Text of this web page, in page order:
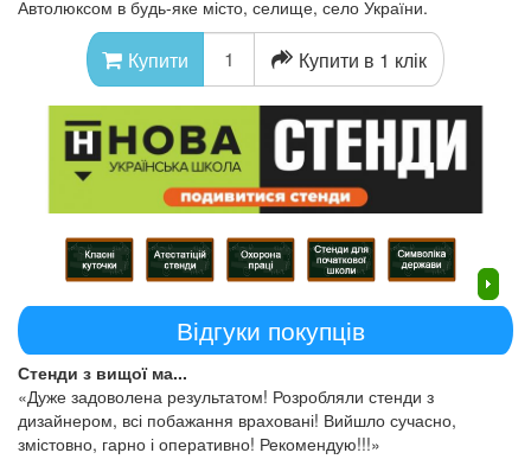
Автолюксом в будь-яке місто, селище, село України.
Купити Купити в 1 клік
Відгуки покупців
Стенди з вищої ма...
«Дуже задоволена результатом! Розробляли стенди з
дизайнером, всі побажання враховані! Вийшло сучасно,
змістовно, гарно і оперативно! Рекомендую!!!»